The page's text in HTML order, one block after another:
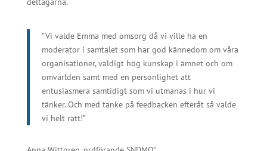
”Vi valde Emma med omsorg då vi ville ha en
moderator i samtalet som har god kännedom om våra
organisationer, väldigt hög kunskap i ämnet och om
omvärlden samt med en personlighet att
entusiasmera samtidigt som vi utmanas i hur vi
tänker. Och med tanke på feedbacken efteråt så valde
vi helt rätt!”